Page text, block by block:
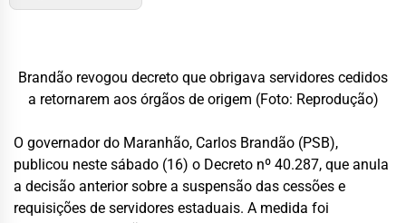
Brandão revogou decreto que obrigava servidores cedidos
a retornarem aos órgãos de origem (Foto: Reprodução)
O governador do Maranhão, Carlos Brandão (PSB),
publicou neste sábado (16) o Decreto nº 40.287, que anula
a decisão anterior sobre a suspensão das cessões e
requisições de servidores estaduais. A medida foi